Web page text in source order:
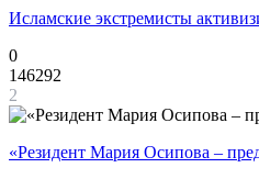
Исламские экстремисты
0
146292
2
«Резидент Мария Осипова –